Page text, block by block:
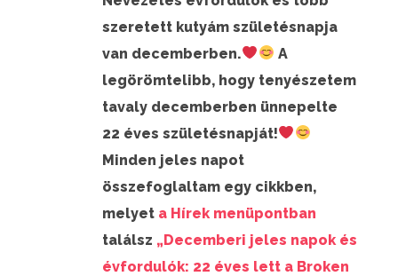
szeretett kutyám születésnapja
van decemberben.
A
legörömtelibb, hogy tenyészetem
tavaly decemberben ünnepelte
22 éves születésnapját!
Minden jeles napot
összefoglaltam egy cikkben,
melyet a Hírek menüpontban
találsz „Decemberi jeles napok és
évfordulók: 22 éves lett a Broken